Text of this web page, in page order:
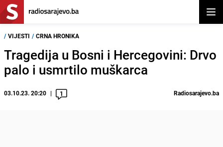
/ VIJESTI / CRNA HRONIKA
Tragedija u Bosni i Hercegovini: Drvo
palo i usmrtilo muškarca
03.10.23. 20:20 1 Radiosarajevo.ba